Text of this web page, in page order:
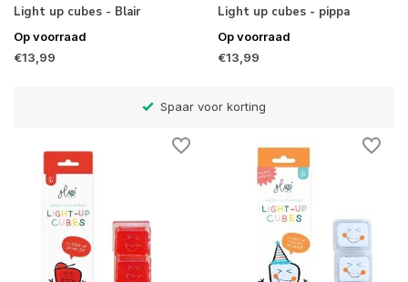
Light up cubes - Blair
Op voorraad
€13,99
Light up cubes - pippa
Op voorraad
€13,99
Betaal later met Klarna